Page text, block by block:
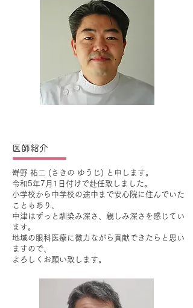
医師紹介
嵜野 祐二 (さきの ゆうじ) と申します。
令和5年7月1日付けで赴任致しました。
小学校から中学校の途中まで安心院に住んでいた
こともあり、
中津はずっと馴染み深さ、親しみ深さを感じてい
ます。
地域の眼科医療に微力ながら貢献できたらと思い
ますので、
よろしくお願い致します。